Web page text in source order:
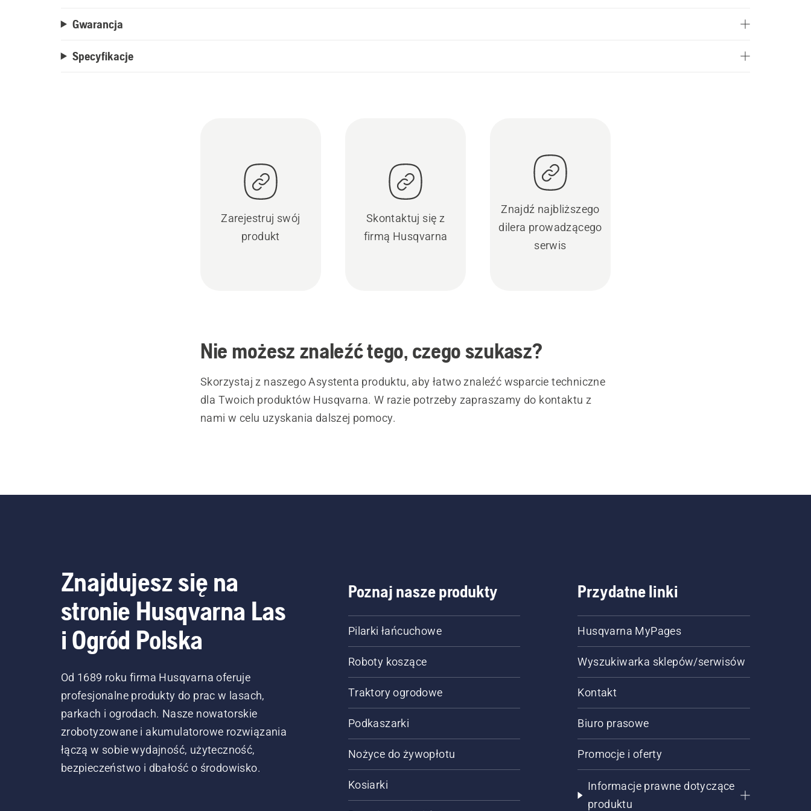
Gwarancja
Specyfikacje
Zarejestruj swój
produkt
Skontaktuj się z
firmą Husqvarna
Znajdź najbliższego
dilera prowadzącego
serwis
Nie możesz znaleźć tego, czego szukasz?
Skorzystaj z naszego Asystenta produktu, aby łatwo znaleźć wsparcie techniczne
dla Twoich produktów Husqvarna. W razie potrzeby zapraszamy do kontaktu z
nami w celu uzyskania dalszej pomocy.
Znajdujesz się na
stronie Husqvarna Las
i Ogród Polska
Od 1689 roku firma Husqvarna oferuje
profesjonalne produkty do prac w lasach,
parkach i ogrodach. Nasze nowatorskie
zrobotyzowane i akumulatorowe rozwiązania
łączą w sobie wydajność, użyteczność,
bezpieczeństwo i dbałość o środowisko.
Poznaj nasze produkty
Pilarki łańcuchowe
Roboty koszące
Traktory ogrodowe
Podkaszarki
Nożyce do żywopłotu
Kosiarki
Przydatne linki
Husqvarna MyPages
Wyszukiwarka sklepów/serwisów
Kontakt
Biuro prasowe
Promocje i oferty
Informacje prawne dotyczące
produktu